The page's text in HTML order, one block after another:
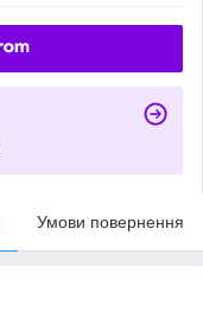
Умови повернення